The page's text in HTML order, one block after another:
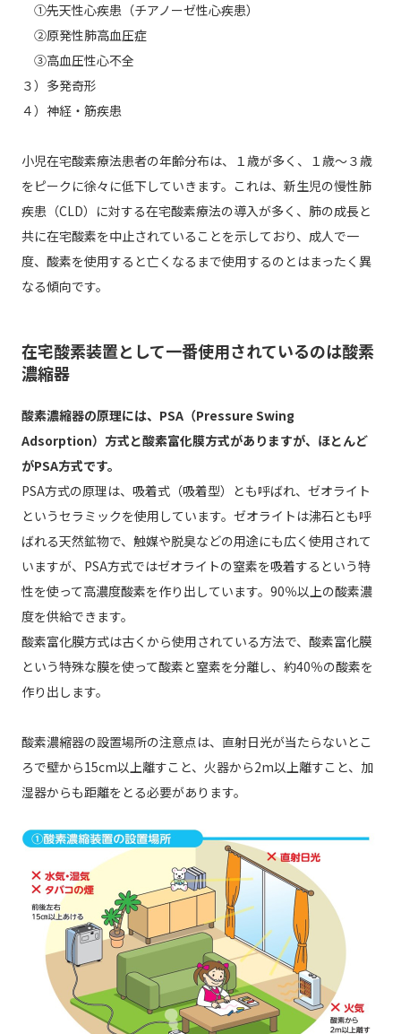
①先天性心疾患（チアノーゼ性心疾患）
②原発性肺高血圧症
③高血圧性心不全
３）多発奇形
４）神経・筋疾患
小児在宅酸素療法患者の年齢分布は、１歳が多く、１歳～３歳
をピークに徐々に低下していきます。これは、新生児の慢性肺
疾患（CLD）に対する在宅酸素療法の導入が多く、肺の成長と
共に在宅酸素を中止されていることを示しており、成人で一
度、酸素を使用すると亡くなるまで使用するのとはまったく異
なる傾向です。
在宅酸素装置として一番使用されているのは酸素
濃縮器
酸素濃縮器の原理には、PSA（Pressure Swing
Adsorption）方式と酸素富化膜方式がありますが、ほとんど
がPSA方式です。
PSA方式の原理は、吸着式（吸着型）とも呼ばれ、ゼオライト
というセラミックを使用しています。ゼオライトは沸石とも呼
ばれる天然鉱物で、触媒や脱臭などの用途にも広く使用されて
いますが、PSA方式ではゼオライトの窒素を吸着するという特
性を使って高濃度酸素を作り出しています。90％以上の酸素濃
度を供給できます。
酸素富化膜方式は古くから使用されている方法で、酸素富化膜
という特殊な膜を使って酸素と窒素を分離し、約40％の酸素を
作り出します。
酸素濃縮器の設置場所の注意点は、直射日光が当たらないとこ
ろで壁から15cm以上離すこと、火器から2m以上離すこと、加
湿器からも距離をとる必要があります。